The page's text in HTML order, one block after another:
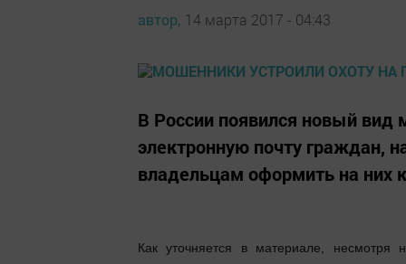
автор, 14 марта 2017 - 04:43
В России появился новый
электронную почту граждан,
владельцам оформить на них
Как уточняется в материале, несмотря